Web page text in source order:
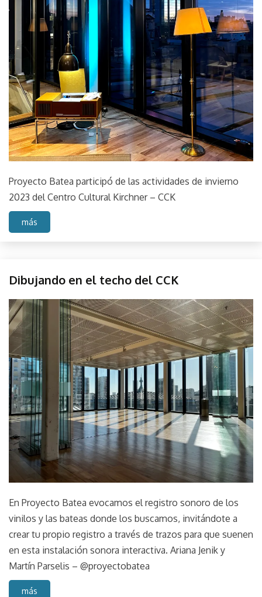
Instalación
objeto
Muestra
Taller
Proyecto Batea participó de las actividades de invierno
2023 del Centro Cultural Kirchner – CCK
más
CCK
Centro
Cultural
Kirchner
Instalación
objeto
Sonido
Taller
Dibujando en el techo del CCK
julio
17,
2023
parselis
En Proyecto Batea evocamos el registro sonoro de los
vinilos y las bateas donde los buscamos, invitándote a
crear tu propio registro a través de trazos para que suenen
en esta instalación sonora interactiva. Ariana Jenik y
Martín Parselis – @proyectobatea
más